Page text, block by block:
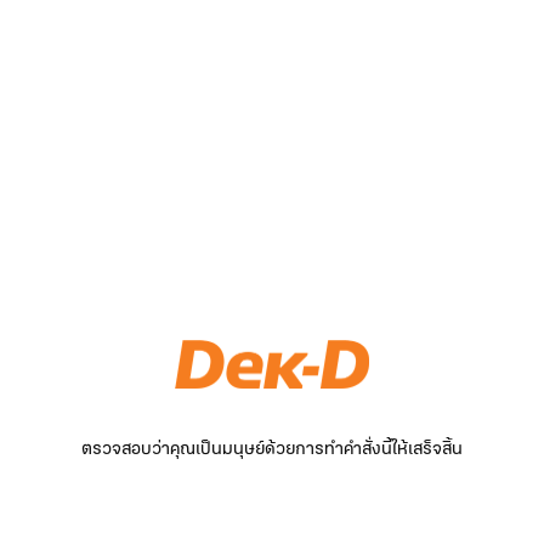
ตรวจสอบว่าคุณเป็นมนุษย์ด้วยการทำคำสั่งนี้ให้เสร็จสิ้น